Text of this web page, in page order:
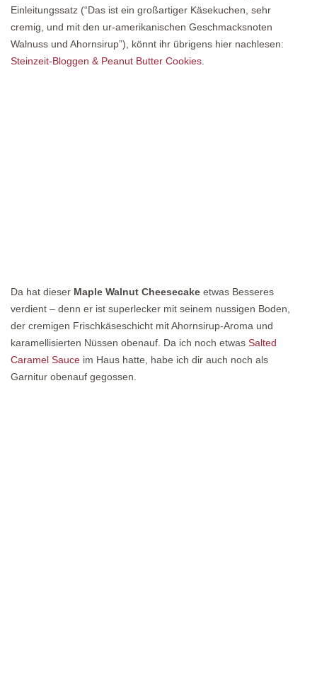
Einleitungssatz (“Das ist ein großartiger Käsekuchen, sehr
cremig, und mit den ur-amerikanischen Geschmacksnoten
Walnuss und Ahornsirup”), könnt ihr übrigens hier nachlesen:
Steinzeit-Bloggen & Peanut Butter Cookies
Da hat dieser Maple Walnut Cheesecake etwas Besseres
verdient – denn er ist superlecker mit seinem nussigen Boden,
der cremigen Frischkäseschicht mit Ahornsirup-Aroma und
karamellisierten Nüssen obenauf. Da ich noch etwas Salted
Caramel Sauce im Haus hatte, habe ich dir auch noch als
Garnitur obenauf gegossen.